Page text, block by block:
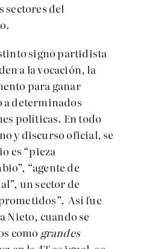
sectores del
signo partidista
a la vocación, la
para ganar
a determinados
políticas. En todo
y discurso oficial, se
es “pieza
“agente de
un sector de
Así fue
Nieto, cuando se
como grandes